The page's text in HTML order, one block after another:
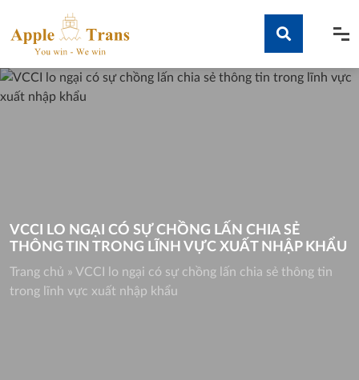
content
Tìm kiếm
VCCI LO NGẠI CÓ SỰ CHỒNG LẤN CHIA SẺ
THÔNG TIN TRONG LĨNH VỰC XUẤT NHẬP KHẨU
Trang chủ » VCCI lo ngại có sự chồng lấn chia sẻ thông tin
trong lĩnh vực xuất nhập khẩu